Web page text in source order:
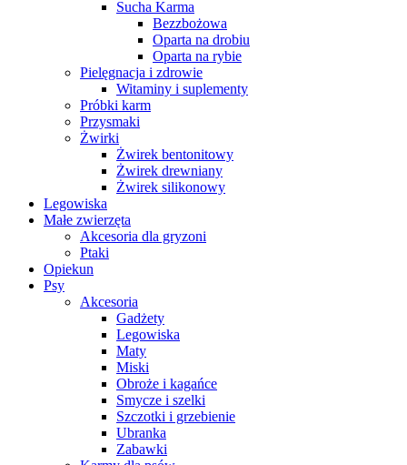
Sucha Karma
Bezzbożowa
Oparta na drobiu
Oparta na rybie
Pielęgnacja i zdrowie
Witaminy i suplementy
Próbki karm
Przysmaki
Żwirki
Żwirek bentonitowy
Żwirek drewniany
Żwirek silikonowy
Legowiska
Małe zwierzęta
Akcesoria dla gryzoni
Ptaki
Opiekun
Psy
Akcesoria
Gadżety
Legowiska
Maty
Miski
Obroże i kagańce
Smycze i szelki
Szczotki i grzebienie
Ubranka
Zabawki